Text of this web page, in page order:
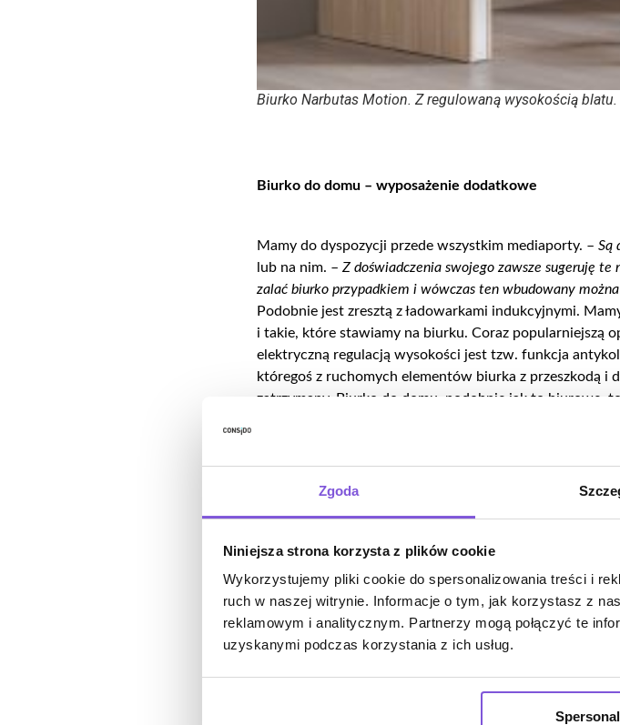
Zgoda
Niniejsza strona korzysta z plików cookie
Wykorzystujemy pliki cookie do spersonalizowania treści i
ruch w naszej witrynie. Informacje o tym, jak korzystasz z
reklamowym i analitycznym. Partnerzy mogą połączyć te
uzyskanymi podczas korzystania z ich usług.
Biurko Narbutas Motion. Z regulowaną wysokością
Biurko do domu – wyposażenie dodatkowe
Mamy do dyspozycji przede wszystkim mediaporty. – Są
lub na nim. – Z doświadczenia swojego zawsze sugeruję
zalać biurko przypadkiem i wówczas ten wbudowany
Podobnie jest zresztą z ładowarkami indukcyjnymi.
i takie, które stawiamy na biurku. Coraz popularniejszą
elektryczną regulacją wysokości jest tzw. funkcja
któregoś z ruchomych elementów biurka z przeszkodą i
zatrzymany. Biurko do domu, podobnie jak to biurowe,
Biurko – co z estetyką?